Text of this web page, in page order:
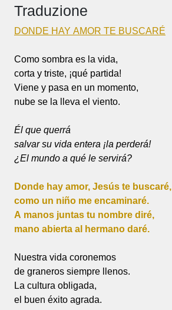
Traduzione
DONDE HAY AMOR TE BUSCARÉ
Como sombra es la vida,
corta y triste, ¡qué partida!
Viene y pasa en un momento,
nube se la lleva el viento.
Él que querrá
salvar su vida entera ¡la perderá!
¿El mundo a qué le servirá?
Donde hay amor, Jesús te buscaré,
como un niño me encaminaré.
A manos juntas tu nombre diré,
mano abierta al hermano daré.
Nuestra vida coronemos
de graneros siempre llenos.
La cultura obligada,
el buen éxito agrada.